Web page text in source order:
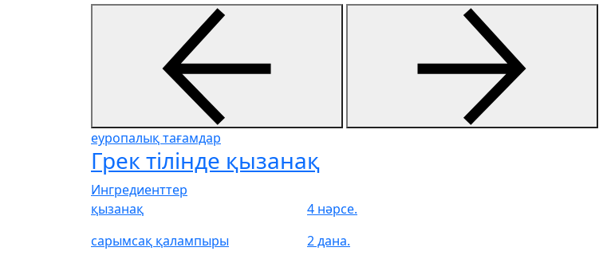
еуропалық тағамдар
Грек тілінде қызанақ
Ингредиенттер
қызанақ
4 нәрсе.
сарымсақ қалампыры
2 дана.